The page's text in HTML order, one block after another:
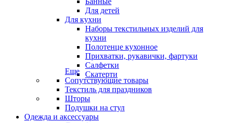
Для детей
Для кухни
Наборы текстильных изделий для
кухни
Полотенце кухонное
Прихватки, рукавички, фартуки
Салфетки
Скатерти
Еще
Сопутствующие товары
Текстиль для праздников
Шторы
Подушки на стул
Одежда и аксессуары